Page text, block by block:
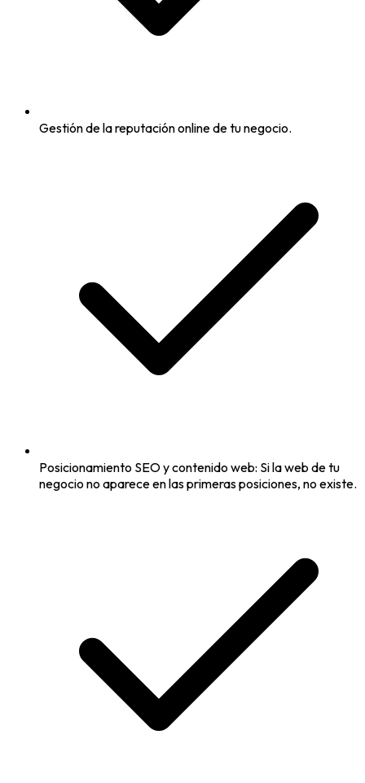
Gestión de la reputación online de tu negocio.
Posicionamiento SEO y contenido web: Si la web de tu
negocio no aparece en las primeras posiciones, no existe.